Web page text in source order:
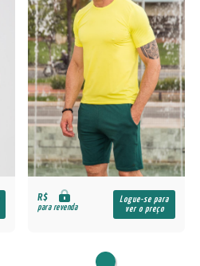
R$
para revenda
Logue-se para
ver o preço